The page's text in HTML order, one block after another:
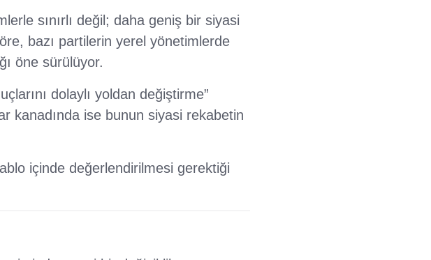
sınırlı değil; daha geniş bir siyasi
bazı partilerin yerel yönetimlerde
öne sürülüyor.
dolaylı yoldan değiştirme”
kanadında ise bunun siyasi rekabetin
içinde değerlendirilmesi gerektiği